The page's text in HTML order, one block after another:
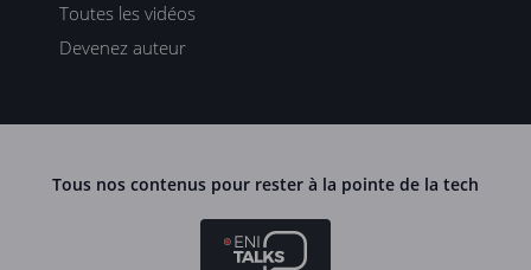
Toutes les vidéos
Devenez auteur
Tous nos contenus pour rester à la pointe de la tech